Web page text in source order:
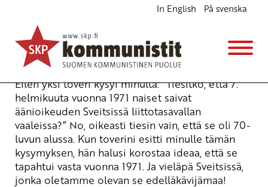
In English På svenska
Naiset ja äänioikeus
Blogi
7.2.2014 - 11:00
Eilen yksi toveri kysyi minulta: ”Tiesitkö, että 7.
helmikuuta vuonna 1971 naiset saivat
äänioikeuden Sveitsissä liittotasavallan
vaaleissa?” No, oikeasti tiesin vain, että se oli 70-
luvun alussa. Kun toverini esitti minulle tämän
kysymyksen, hän halusi korostaa ideaa, että se
tapahtui vasta vuonna 1971. Ja vieläpä Sveitsissä,
jonka oletamme olevan se edelläkävijämaa!